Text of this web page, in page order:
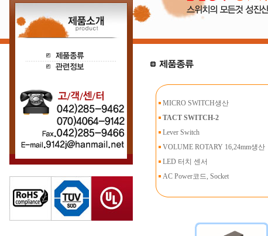
MICRO SWITCH생산
TACT SWITCH-2
Lever Switch
VOLUME ROTARY 16,24mm생산
LED 터치 센서
AC Power코드, Socket